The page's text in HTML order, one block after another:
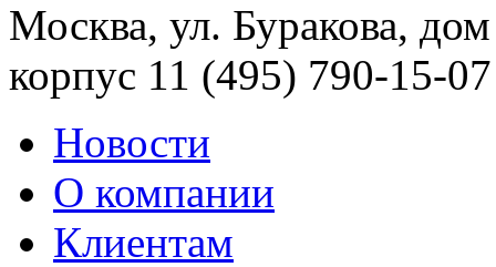
Москва, ул. Буракова,
корпус 11 (495) 790-15-07
Новости
О компании
Клиентам